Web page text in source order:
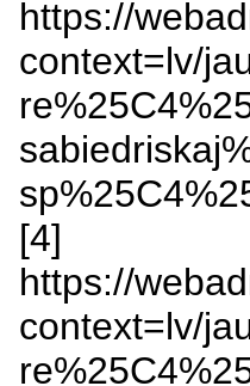
https://
context=lv/
[4]
https://
context=lv/